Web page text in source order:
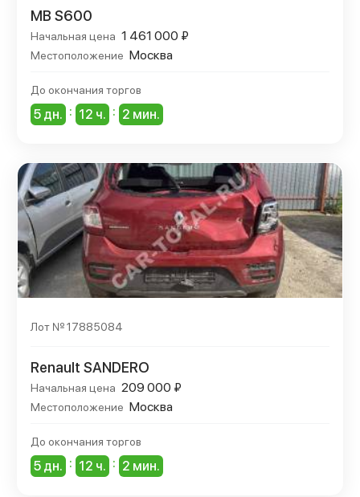
MB S600
Начальная цена 1 461 000 ₽
Местоположение Москва
До окончания торгов
5 дн. : 12 ч. : 2 мин.
Лот № 17885084
Renault SANDERO
Начальная цена 209 000 ₽
Местоположение Москва
До окончания торгов
5 дн. : 12 ч. : 2 мин.